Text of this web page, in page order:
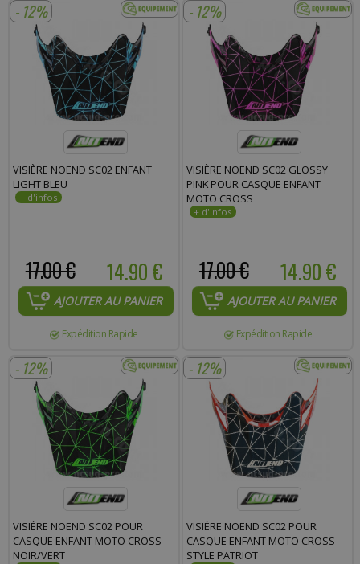
- 12%
VISIÈRE NOEND SC02 ENFANT
LIGHT BLEU
14.90 €
17.00 €
AJOUTER AU PANIER
Expédition Rapide
- 12%
VISIÈRE NOEND SC02 GLOSSY
PINK POUR CASQUE ENFANT
MOTO CROSS
14.90 €
17.00 €
AJOUTER AU PANIER
Expédition Rapide
- 12%
VISIÈRE NOEND SC02 POUR
CASQUE ENFANT MOTO CROSS
NOIR/VERT
- 12%
VISIÈRE NOEND SC02 POUR
CASQUE ENFANT MOTO CROSS
STYLE PATRIOT